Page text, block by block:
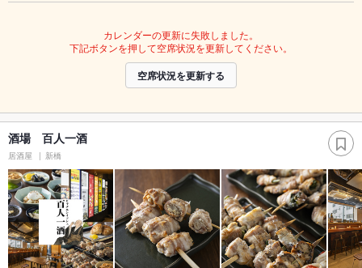
カレンダーの更新に失敗しました。
下記ボタンを押して空席状況を更新してください。
空席状況を更新する
酒場 百人一酒
居酒屋 新橋